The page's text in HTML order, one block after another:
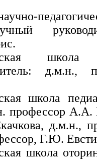
школа
д.м.н.,
школа
профессор А.А.
д.м.н.,
Г.Ю.
школа